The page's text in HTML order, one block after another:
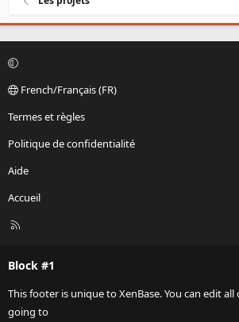
French/Français (FR)
Termes et règles
Politique de confidentialité
Aide
Accueil
R
Block #1
This footer is unique to XenBase. You can edit
going to